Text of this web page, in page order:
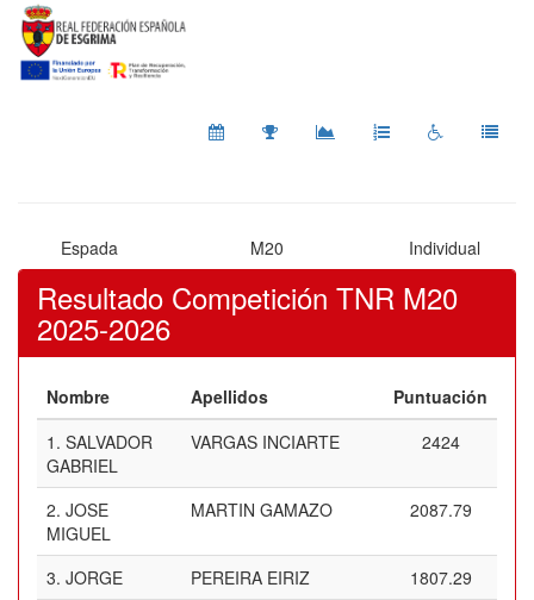
Espada M20 Individual
Resultado Competición TNR M20
2025-2026
Nombre Apellidos
Puntuación
1. SALVADOR
GABRIEL
VARGAS INCIARTE 2424
2. JOSE
MIGUEL
MARTIN GAMAZO 2087.79
3. JORGE PEREIRA EIRIZ
1807.29